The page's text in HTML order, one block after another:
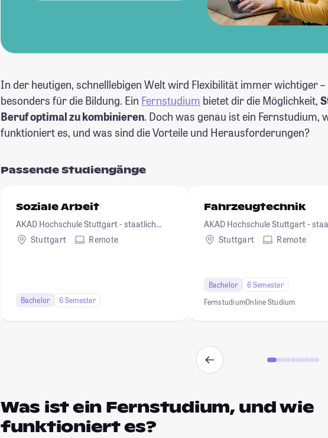
In der heutigen, schnelllebigen Welt wird Flexibilität immer wichtiger
besonders für die Bildung. Ein Fernstudium bietet dir die Möglichkeit,
Beruf optimal zu kombinieren. Doch was genau ist ein Fernstudium,
funktioniert es, und was sind die Vorteile und Herausforderungen?
Passende Studiengänge
Soziale Arbeit
AKAD Hochschule Stuttgart - staatlich
anerkannt
Stuttgart Remote
Bachelor 6 Semester
Fahrzeugtechnik
AKAD Hochschule Stuttgart -
anerkannt
Stuttgart Remote
Bachelor
6 Semester
FernstudiumOnline Studium
Was ist ein Fernstudium, und wie
funktioniert es?